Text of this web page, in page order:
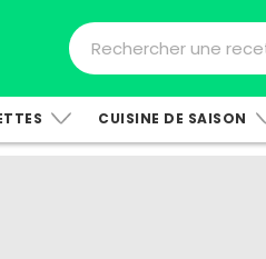
CUISINE DE SAISON